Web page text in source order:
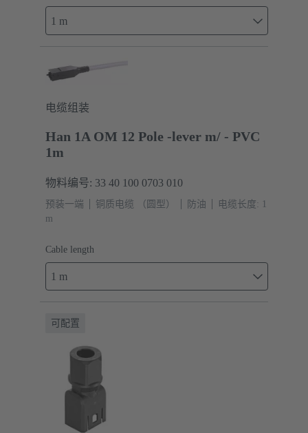
1 m
电缆组装
Han 1A OM 12 Pole -lever m/ - PVC
1m
物料编号: 33 40 100 0703 010
预装一端 铜质电缆 （圆型） 防油
电缆长度: 1
m
Cable length
1 m
可配置